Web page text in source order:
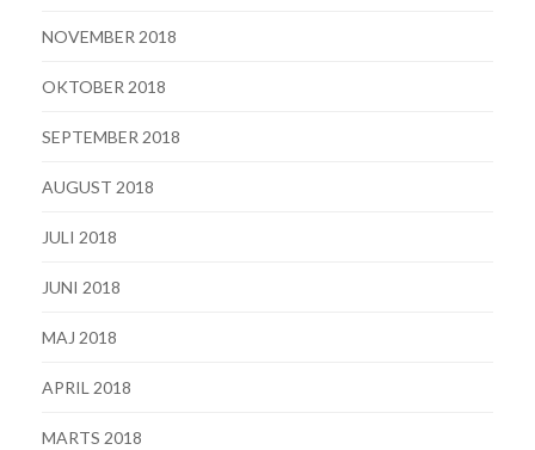
NOVEMBER 2018
OKTOBER 2018
SEPTEMBER 2018
AUGUST 2018
JULI 2018
JUNI 2018
MAJ 2018
APRIL 2018
MARTS 2018